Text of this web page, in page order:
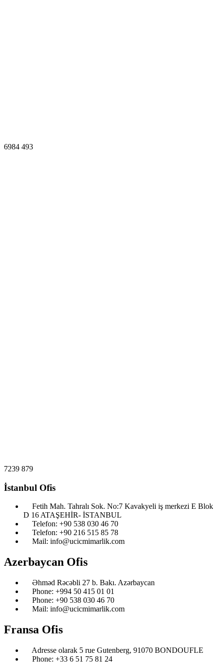
6984 493
7239 879
İstanbul Ofis
Fetih Mah. Tahralı Sok. No:7 Kavakyeli iş merkezi E Blok
D 16 ATAŞEHİR- İSTANBUL
Telefon: ‎+90 538 030 46 70
Telefon: ‎+90 216 515 85 78
Mail: info@ucicmimarlik.com
Azerbaycan Ofis
Əhməd Rəcəbli 27 b. Bakı. Azərbaycan
Phone: ‎‎+994 50 415 01 01
Phone: +90 538 030 46 70
Mail: info@ucicmimarlik.com
Fransa Ofis
Adresse olarak 5 rue Gutenberg, 91070 BONDOUFLE
Phone: ‎+33 6 51 75 81 24